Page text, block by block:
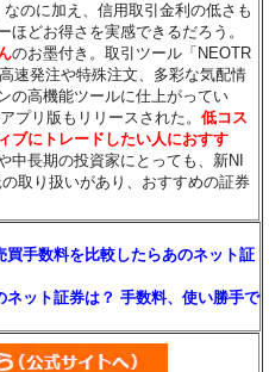
のに加え、信用取引金利の低さも
ほどお得さを実感できるだろう。
のお墨付き。取引ツール「NEOTR
速発注や特殊注文、多彩な気配情
の高機能ツールに仕上がってい
プリ版もリリースされた。低コス
ブにトレードしたい人におすす
中長期の投資家にとっても、新NI
取り扱いがあり、おすすめの証券
手数料を比較したらあのネット証
ット証券は？ 手数料、使い勝手で